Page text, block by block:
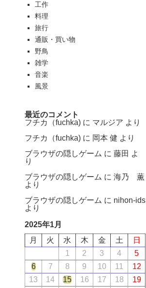
工作
料理
旅行
通販・買い物
野鳥
雑学
音楽
風景
最近のコメント
フチカ（fuchka) に マルジア より
フチカ（fuchka) に 岡本 健 より
ブラウザの隠しゲーム に 藤田 よ
り
ブラウザの隠しゲーム に 海乃 薫
より
ブラウザの隠しゲーム に nihon-ids
より
2025年1月
月
火 水 木 金 土
日
1
2 3 4
5
6
7 8 9 10 11
12
13
14 15 16 17 18
19